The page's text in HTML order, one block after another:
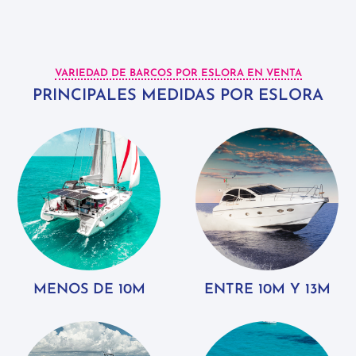
VARIEDAD DE BARCOS POR ESLORA EN VENTA
PRINCIPALES MEDIDAS POR ESLORA
MENOS DE 10M ENTRE 10M Y 13M